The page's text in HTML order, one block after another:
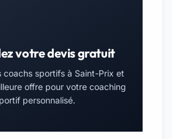
votre devis gratuit
coachs sportifs à Saint-Prix et
offre pour votre coaching
personnalisé.